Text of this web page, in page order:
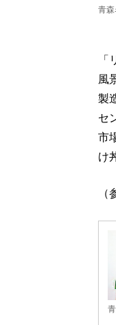
青
風
製
セ
市
け